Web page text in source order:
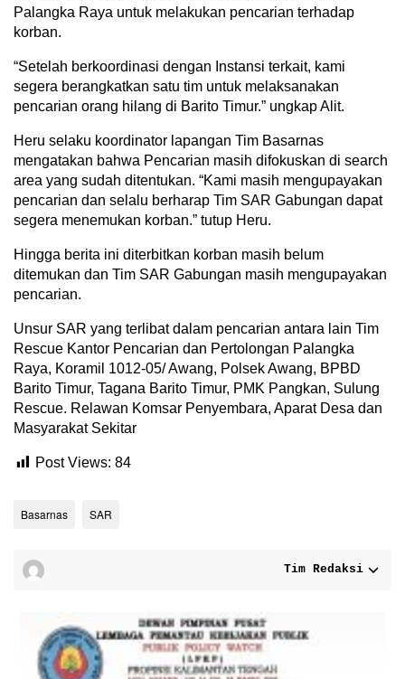
Palangka Raya untuk melakukan pencarian terhadap
korban.
“Setelah berkoordinasi dengan Instansi terkait, kami
segera berangkatkan satu tim untuk melaksanakan
pencarian orang hilang di Barito Timur.” ungkap Alit.
Heru selaku koordinator lapangan Tim Basarnas
mengatakan bahwa Pencarian masih difokuskan di search
area yang sudah ditentukan. “Kami masih mengupayakan
pencarian dan selalu berharap Tim SAR Gabungan dapat
segera menemukan korban.” tutup Heru.
Hingga berita ini diterbitkan korban masih belum
ditemukan dan Tim SAR Gabungan masih mengupayakan
pencarian.
Unsur SAR yang terlibat dalam pencarian antara lain Tim
Rescue Kantor Pencarian dan Pertolongan Palangka
Raya, Koramil 1012-05/ Awang, Polsek Awang, BPBD
Barito Timur, Tagana Barito Timur, PMK Pangkan, Sulung
Rescue. Relawan Komsar Penyembara, Aparat Desa dan
Masyarakat Sekitar
Post Views: 84
Basarnas SAR
Tim Redaksi